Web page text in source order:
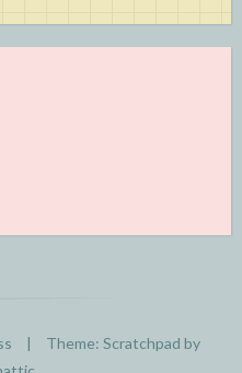
|
Theme: Scratchpad by